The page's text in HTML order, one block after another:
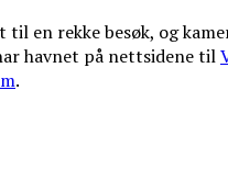
til en rekke besøk, og
havnet på nettsidene til
.